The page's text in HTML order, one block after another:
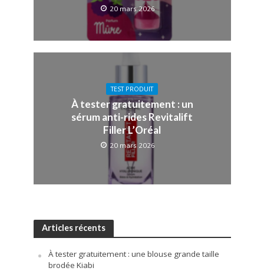
20 mars 2026
TEST PRODUIT
À tester gratuitement : un
sérum anti-rides Revitalift
Filler L’Oréal
20 mars 2026
Articles récents
À tester gratuitement : une blouse grande taille
brodée Kiabi